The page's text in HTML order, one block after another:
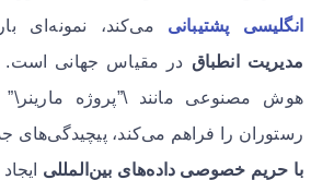
انگلیسی پشتیبانی می‌کند، نمونه‌ای
مدیریت انطباق در مقیاس جهانی است.
هوش مصنوعی مانند \”پروژه
رستوران را فراهم می‌کند، پیچیدگی‌های
با حریم خصوصی داده‌های بین‌المللی